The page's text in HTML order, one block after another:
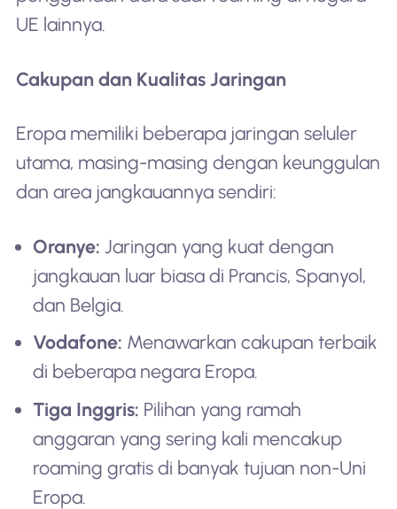
UE lainnya.
Cakupan dan Kualitas Jaringan
Eropa memiliki beberapa jaringan seluler
utama, masing-masing dengan keunggulan
dan area jangkauannya sendiri:
Oranye: Jaringan yang kuat dengan
jangkauan luar biasa di Prancis, Spanyol,
dan Belgia.
Vodafone: Menawarkan cakupan terbaik
di beberapa negara Eropa.
Tiga Inggris: Pilihan yang ramah
anggaran yang sering kali mencakup
roaming gratis di banyak tujuan non-Uni
Eropa.